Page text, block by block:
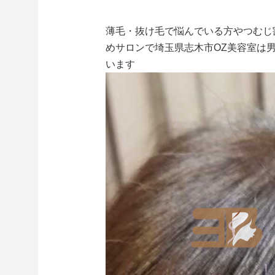
薄毛・抜け毛で悩んでいる方やつむ
めサロンで埼玉県志木市OZ美容室は
います